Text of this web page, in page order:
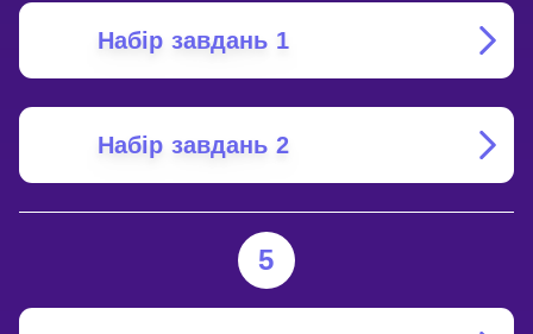
Набір завдань 1
Набір завдань 2
5